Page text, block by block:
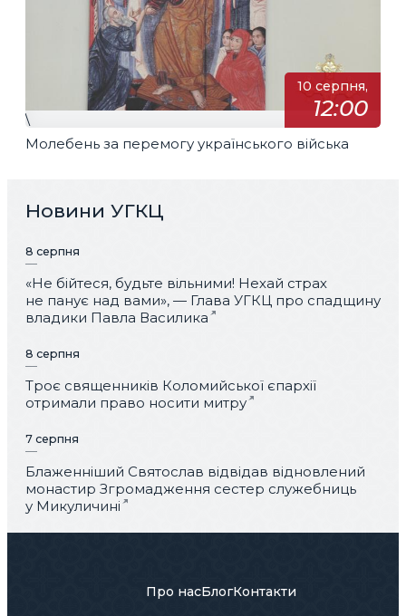
10 серпня,
12:00
\
Молебень за перемогу українського війська
Новини УГКЦ
8 серпня
«Не бійтеся, будьте вільними! Нехай страх
не панує над вами», — Глава УГКЦ про спадщину
владики Павла Василика
8 серпня
Троє священників Коломийської єпархії
отримали право носити митру
7 серпня
Блаженніший Святослав відвідав відновлений
монастир Згромадження сестер служебниць
у Микуличині
Про насБлогКонтакти